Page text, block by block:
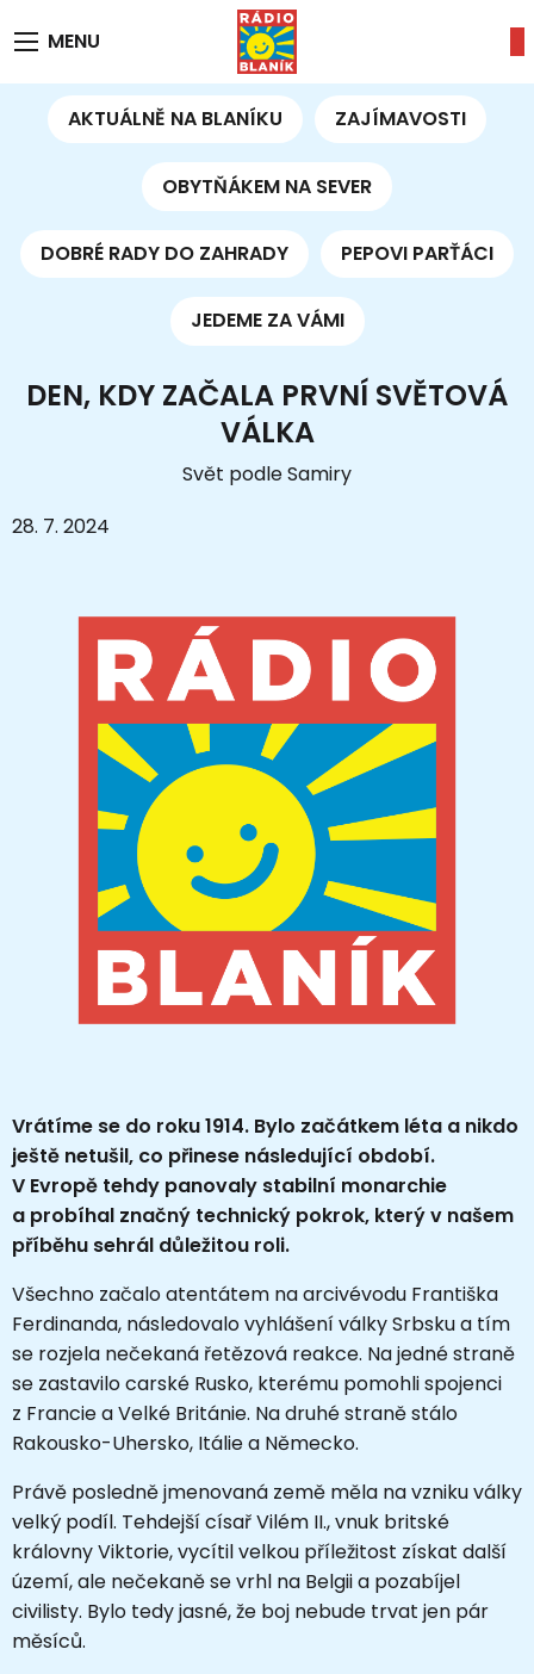
MENU
AKTUÁLNĚ NA BLANÍKU ZAJÍMAVOSTI
OBYTŇÁKEM NA SEVER
DOBRÉ RADY DO ZAHRADY PEPOVI PARŤÁCI
JEDEME ZA VÁMI
DEN, KDY ZAČALA PRVNÍ SVĚTOVÁ
VÁLKA
Svět podle Samiry
28. 7. 2024
Vrátíme se do roku 1914. Bylo začátkem léta a nikdo
ještě netušil, co přinese následující období.
V Evropě tehdy panovaly stabilní monarchie
a probíhal značný technický pokrok, který v našem
příběhu sehrál důležitou roli.
Všechno začalo atentátem na arcivévodu Františka
Ferdinanda, následovalo vyhlášení války Srbsku a tím
se rozjela nečekaná řetězová reakce. Na jedné straně
se zastavilo carské Rusko, kterému pomohli spojenci
z Francie a Velké Británie. Na druhé straně stálo
Rakousko-Uhersko, Itálie a Německo.
Právě posledně jmenovaná země měla na vzniku války
velký podíl. Tehdejší císař Vilém II., vnuk britské
královny Viktorie, vycítil velkou příležitost získat další
území, ale nečekaně se vrhl na Belgii a pozabíjel
civilisty. Bylo tedy jasné, že boj nebude trvat jen pár
měsíců.